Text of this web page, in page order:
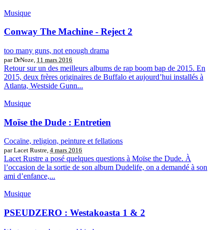
Musique
Conway The Machine - Reject 2
too many guns, not enough drama
par DrNoze, 11 mars 2016
Retour sur un des meilleurs albums de rap boom bap de 2015. En
2015, deux frères originaires de Buffalo et aujourd’hui installés à
Atlanta, Westside Gunn...
Musique
Moïse the Dude : Entretien
Cocaïne, religion, peinture et fellations
par Lacet Rustre, 4 mars 2016
Lacet Rustre a posé quelques questions à Moïse the Dude. À
l’occasion de la sortie de son album Dudelife, on a demandé à son
ami d’enfance,...
Musique
PSEUDZERO : Westakoasta 1 & 2